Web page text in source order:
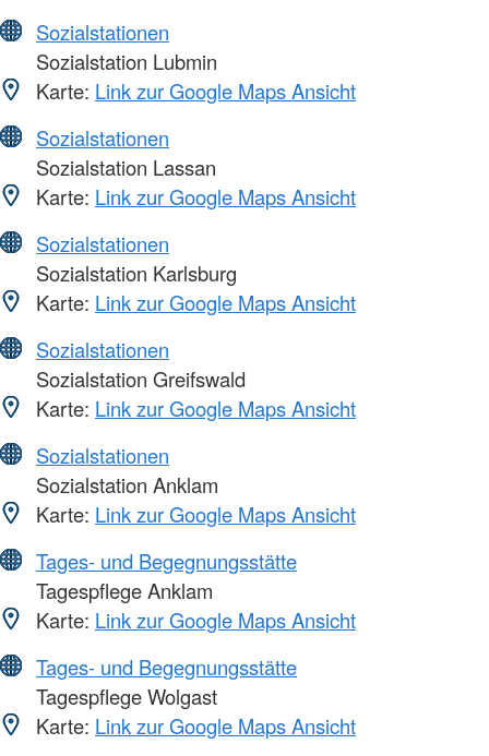
Sozialstationen
Sozialstation Lubmin
Karte: Link zur Google Maps Ansicht
Sozialstationen
Sozialstation Lassan
Karte: Link zur Google Maps Ansicht
Sozialstationen
Sozialstation Karlsburg
Karte: Link zur Google Maps Ansicht
Sozialstationen
Sozialstation Greifswald
Karte: Link zur Google Maps Ansicht
Sozialstationen
Sozialstation Anklam
Karte: Link zur Google Maps Ansicht
Tages- und Begegnungsstätte
Tagespflege Anklam
Karte: Link zur Google Maps Ansicht
Tages- und Begegnungsstätte
Tagespflege Wolgast
Karte: Link zur Google Maps Ansicht